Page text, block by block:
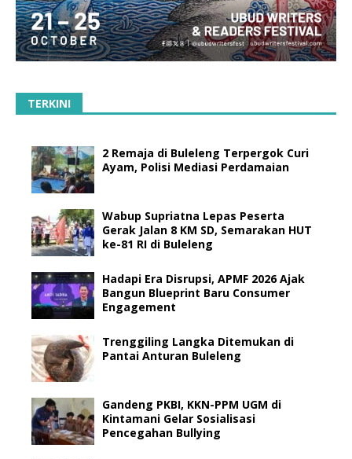
TERKINI
2 Remaja di Buleleng Terpergok Curi
Ayam, Polisi Mediasi Perdamaian
Wabup Supriatna Lepas Peserta
Gerak Jalan 8 KM SD, Semarakan HUT
ke-81 RI di Buleleng
Hadapi Era Disrupsi, APMF 2026 Ajak
Bangun Blueprint Baru Consumer
Engagement
Trenggiling Langka Ditemukan di
Pantai Anturan Buleleng
Gandeng PKBI, KKN-PPM UGM di
Kintamani Gelar Sosialisasi
Pencegahan Bullying